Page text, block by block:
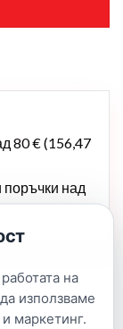
80 € (156,47
поръчки над
на
използваме
маркетинг.